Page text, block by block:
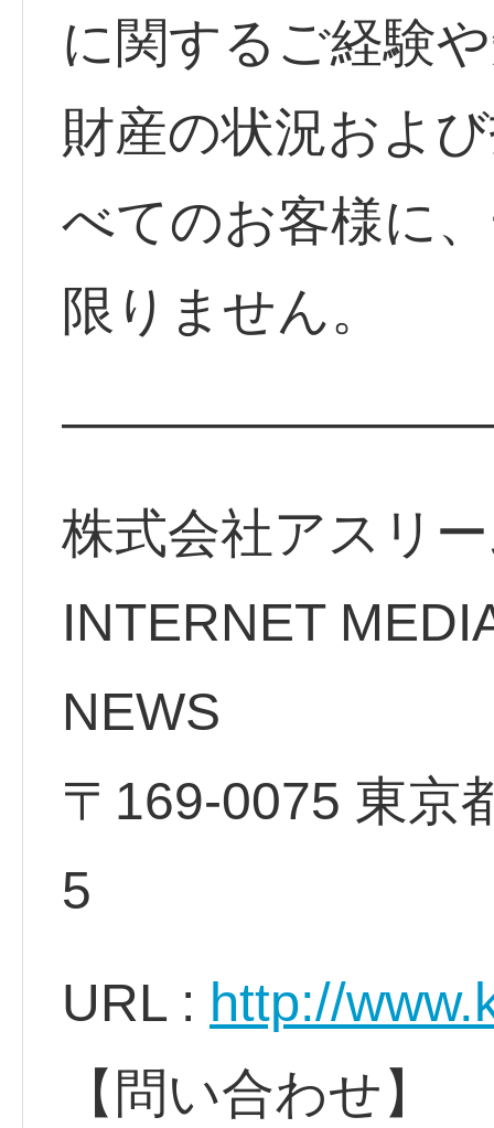
に関するご経験
財産の状況およ
べてのお客様に
限りません。
株式会社アスリ
INTERNET
NEWS
〒169-0075 東京
5
URL : http://
【問い合わせ】